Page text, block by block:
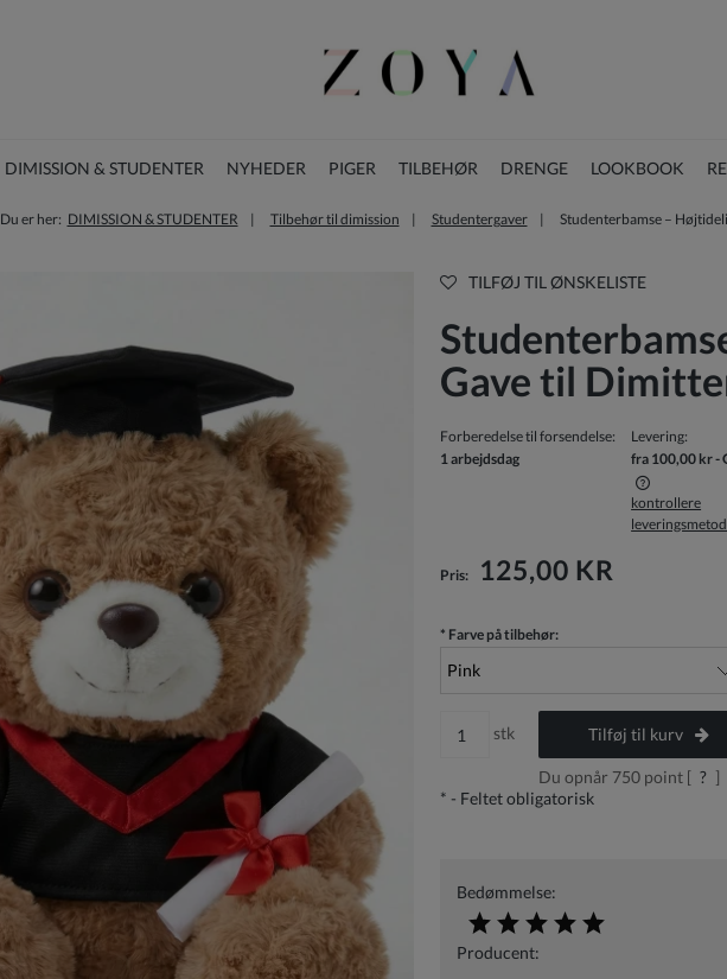
DIMISSION & STUDENTER NYHEDER PIGER TILBEHØR DRENGE LOOKBOOK
Du er her: DIMISSION & STUDENTER Tilbehør til dimission Studentergaver Studenterbamse –
TILFØJ TIL ØNSKELISTE
Gave til
Forberedelse til forsendelse:
1 arbejdsdag
Levering:
fra 100,00 kr-
Prisen inkluderer ikke eventuelle
betalingsomkostninger
kontrollere
Pris: 125,00 KR
* Farve på tilbehør:
stk Tilføj til kurv
Du opnår 750point [ ? ]
* - Feltet obligatorisk
Bedømmelse:
Producent: